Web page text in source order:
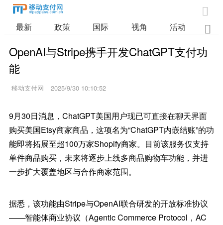

最新 政策 国际 视角 活动 业

OpenAI与Stripe携手开发ChatGPT支付功
能
移动支付网 2025/9/30 10:10:52
9月30日消息，ChatGPT美国用户现已可直接在聊天界面
购买美国Etsy商家商品，这项名为“ChatGPT内嵌结账”的功
能即将拓展至超100万家Shopify商家。目前该服务仅支持
单件商品购买，未来将逐步上线多商品购物车功能，并进
一步扩大覆盖地区与合作商家范围。
据悉，该功能由Stripe与OpenAI联合研发的开放标准协议
——智能体商业协议（Agentic Commerce Protocol，AC